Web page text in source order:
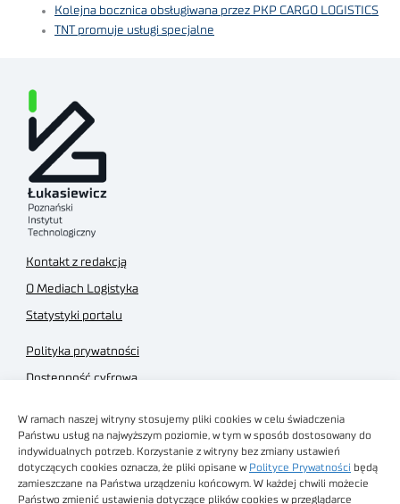
W ramach naszej witryny stosujemy pliki cookies w celu świadczenia
Państwu usług na najwyższym poziomie, w tym w sposób dostosowany do
indywidualnych potrzeb. Korzystanie z witryny bez zmiany ustawień
dotyczących cookies oznacza, że pliki opisane w Polityce Prywatności będą
zamieszczane na Państwa urządzeniu końcowym. W każdej chwili możecie
Państwo zmienić ustawienia dotyczące plików cookies w przeglądarce
Kolejna bocznica obsługiwana przez PKP CARGO LOGISTICS
TNT promuje usługi specjalne
Kontakt z redakcją
O Mediach Logistyka
Statystyki portalu
Polityka prywatności
Dostępność cyfrowa
Regulamin sklepu